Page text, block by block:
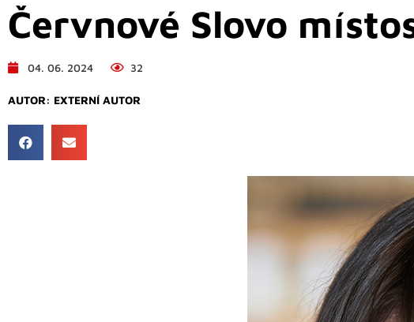
Červnové Slovo
04. 06. 2024 32
AUTOR: EXTERNÍ AUTOR